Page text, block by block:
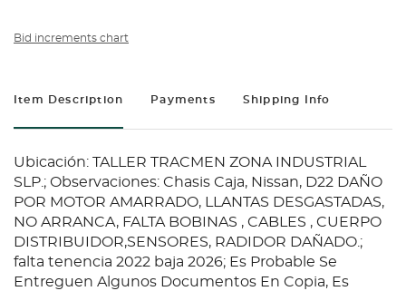
Bid increments chart
Item Description Payments Shipping Info
Ubicación: TALLER TRACMEN ZONA INDUSTRIAL
SLP.; Observaciones: Chasis Caja, Nissan, D22 DAÑO
POR MOTOR AMARRADO, LLANTAS DESGASTADAS,
NO ARRANCA, FALTA BOBINAS , CABLES , CUERPO
DISTRIBUIDOR,SENSORES, RADIDOR DAÑADO.;
falta tenencia 2022 baja 2026; Es Probable Se
Entreguen Algunos Documentos En Copia, Es